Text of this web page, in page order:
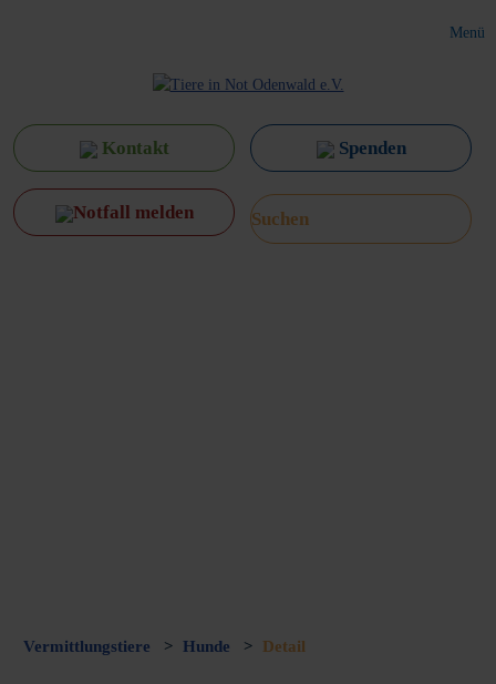
Menü
Kontakt Spenden
Notfall melden
Vermittlungstiere > Hunde > Detail